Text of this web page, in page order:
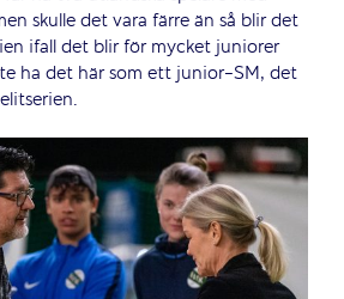
skulle det vara färre än så blir det
ifall det blir för mycket juniorer
ha det här som ett junior-SM, det